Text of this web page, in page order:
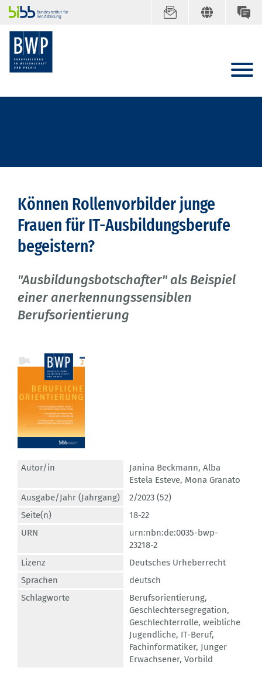
Können Rollenvorbilder junge
Frauen für IT-Ausbildungsberufe
begeistern?
"Ausbildungsbotschafter" als Beispiel
einer anerkennungssensiblen
Berufsorientierung
Autor/in Janina Beckmann, Alba
Estela Esteve, Mona Granato
Ausgabe/Jahr (Jahrgang)
2/2023 (52)
Seite(n)
18-22
URN
urn:nbn:de:0035-bwp-
23218-2
Lizenz
Deutsches Urheberrecht
Sprachen
deutsch
Schlagworte
Berufsorientierung,
Geschlechtersegregation,
Geschlechterrolle, weibliche
Jugendliche, IT-Beruf,
Fachinformatiker, Junger
Erwachsener, Vorbild